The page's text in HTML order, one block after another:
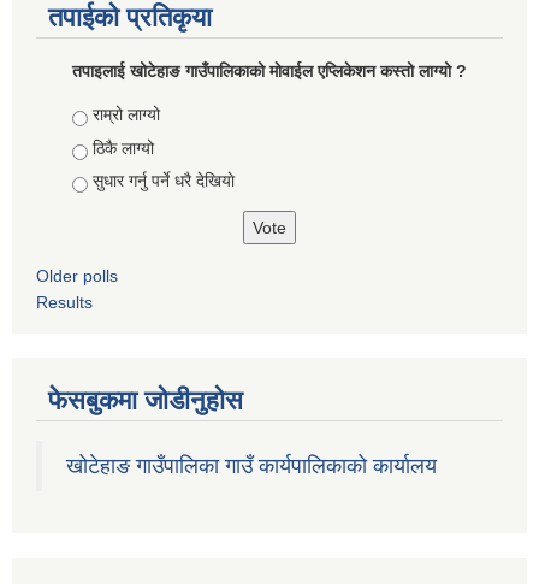
तपाईको प्रतिकृया
तपाइलाई खोटेहाङ गाउँपालिकाको माेवाईल एप्लिकेशन कस्तो लाग्यो ?
Choices
राम्रो लाग्यो
ठिकै लाग्यो
सुधार गर्नु पर्ने धरै देखियाे
Older polls
Results
फेसबुकमा जोडीनुहोस
खोटेहाङ गाउँपालिका गाउँ कार्यपालिकाको कार्यालय